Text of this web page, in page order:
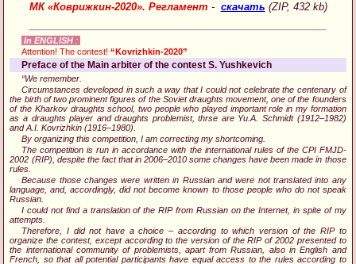
МК «Коврижкин-2020». Регламент - скачать (ZIP, 432 kb)
In ENGLISH :
Attention! The contest!“Kovrizhkin-2020”
Preface of the Main arbiter of the contest S. Yushkevich
“We remember.
Circumstances developed in such a way that I could not celebrate the centenary of
the birth of two prominent figures of the Soviet draughts movement, one of the founders
of the Kharkov draughts school, two people who played important role in my formation
as a draughts player and draughts problemist, thrse are Yu.A. Schmidt (1912–1982)
and A.I. Kovrizhkin (1916–1980).
By organizing this competition, I am correcting my shortcoming.
The competition is run in accordance with the international rules of the CPI FMJD-
2002 (RIP), despite the fact that in 2006–2010 some changes have been made in those
rules.
Because those changes were written in Russian and were not translated into any
language, and, accordingly, did not become known to those people who do not speak
Russian.
I could not find a translation of the RIP from Russian on the Internet, in spite of my
attempts.
Therefore, I did not have a choice – according to which version of the RIP to
organize the contest, except according to the version of the RIP of 2002 presented to
the international community of problemists, apart from Russian, also in English and
French, so that all potential participants have equal access to the rules according to